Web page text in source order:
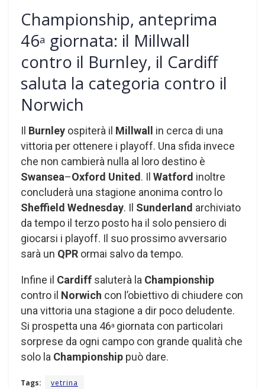
Championship, anteprima
46a giornata: il Millwall
contro il Burnley, il Cardiff
saluta la categoria contro il
Norwich
Il Burnley ospiterà il Millwall
in cerca di una
vittoria per ottenere i playoff. Una sfida invece
che non cambierà nulla al loro destino è
Swansea–Oxford United . Il Watford inoltre
concluderà una stagione anonima contro lo
Sheffield Wednesday. Il Sunderland archiviato
da tempo il terzo posto ha il solo pensiero di
giocarsi i playoff. Il suo prossimo avversario
sarà un QPR ormai salvo da tempo.
Infine il Cardiff saluterà la Championship
contro il Norwich con l’obiettivo di chiudere con
una vittoria una stagione a dir poco deludente.
Si prospetta una 46a giornata con particolari
sorprese da ogni campo con grande qualità che
solo la Championship può dare.
Tags: vetrina